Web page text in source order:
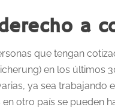
a
que tengan
en los últimos
ya sea trabajando
otro país se pueden